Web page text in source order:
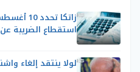
زاتكا
استقطاع الضريبة عن
لولا ينتقد إلغاء